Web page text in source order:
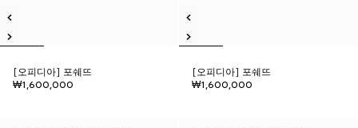
[오피디아] 포쉐뜨
₩1,600,000
[오피디아] 포쉐뜨
₩1,600,000